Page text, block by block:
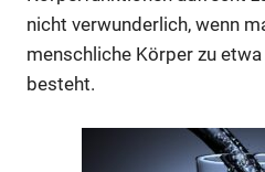
nicht verwunderlich, wenn
menschliche Körper zu
besteht.